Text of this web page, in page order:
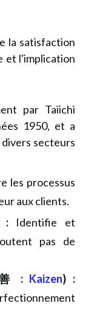
la satisfaction
et l'implication
par Taiichi
1950, et a
secteurs
les processus
aux clients.
: Identifie et
pas de
: Kaizen) :